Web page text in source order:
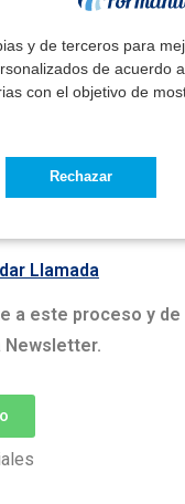
y de terceros para
de acuerdo
con el objetivo de
Rechazar
resolución.
método
sin renunciar a tu
el trabajo de tu vida
Llamada
a este proceso y de
Newsletter.